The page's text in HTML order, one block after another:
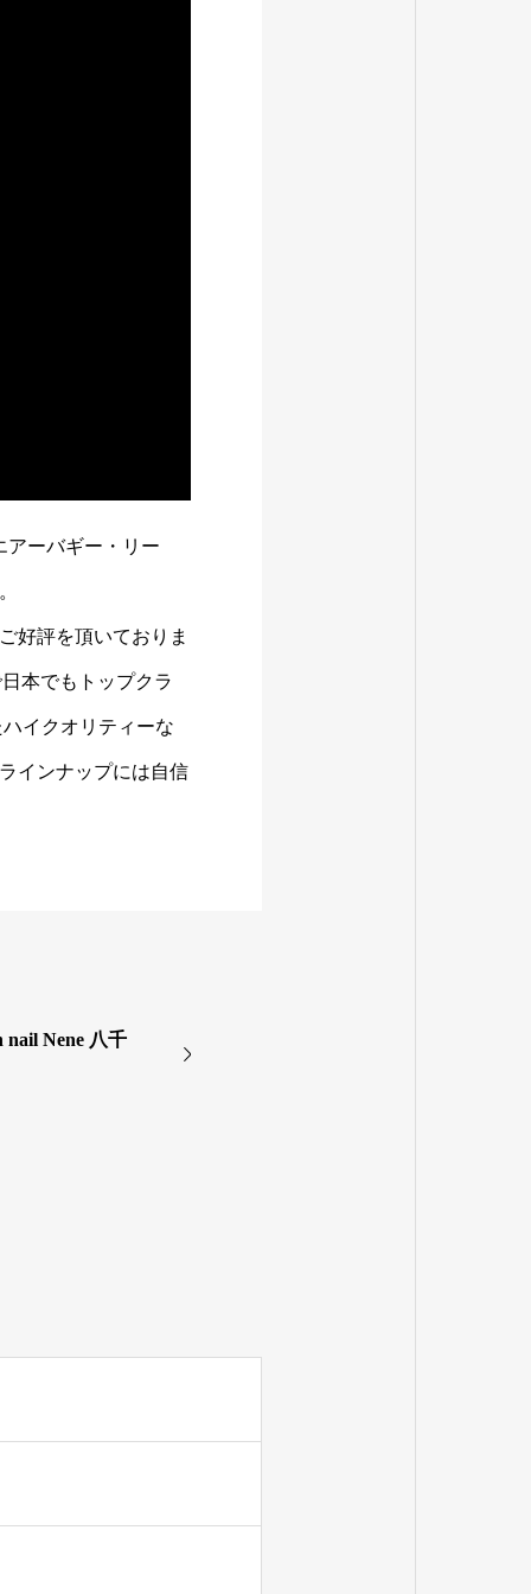
アーバギー・リー
好評を頂いておりま
本でもトップクラ
イクオリティーな
インナップには自信
nail Nene 八千